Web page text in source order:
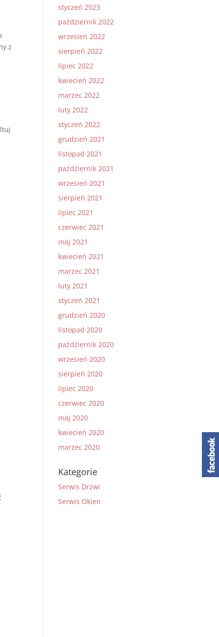
z
styczeń 2023
październik 2022
wrzesień 2022
sierpień 2022
lipiec 2022
kwiecień 2022
marzec 2022
luty 2022
styczeń 2022
grudzień 2021
listopad 2021
październik 2021
wrzesień 2021
sierpień 2021
lipiec 2021
czerwiec 2021
maj 2021
kwiecień 2021
marzec 2021
luty 2021
styczeń 2021
grudzień 2020
listopad 2020
październik 2020
wrzesień 2020
sierpień 2020
lipiec 2020
czerwiec 2020
maj 2020
kwiecień 2020
marzec 2020
Kategorie
Serwis Drzwi
Serwis Okien